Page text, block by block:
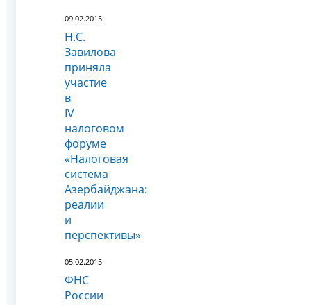
09.02.2015
Н.С.
Завилова
приняла
участие
в
IV
налоговом
форуме
«Налоговая
система
Азербайджана:
реалии
и
перспективы»
05.02.2015
ФНС
России